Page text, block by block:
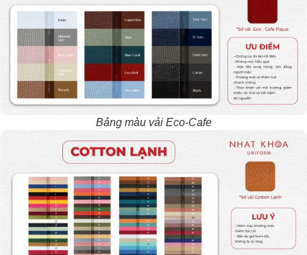
Bảng màu vải Eco-Cafe